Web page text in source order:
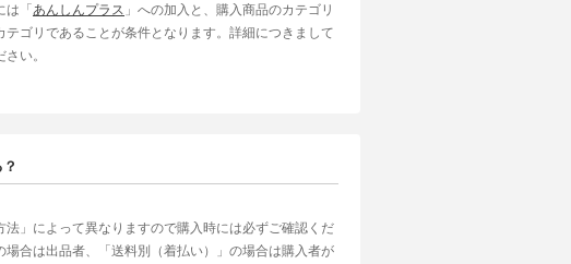
は「あんしんプラス 」への加入と、購入商品のカテゴリ
テゴリであることが条件となります。詳細につきまして
い。
法」によって異なりますので購入時には必ずご確認くだ
場合は出品者、「送料別（着払い）」の場合は購入者が